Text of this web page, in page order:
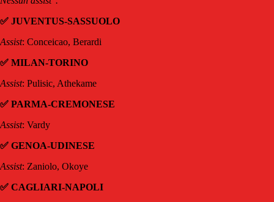
✅ JUVENTUS-SASSUOLO
Assist: Conceicao, Berardi
✅ MILAN-TORINO
Assist: Pulisic, Athekame
✅ PARMA-CREMONESE
Assist: Vardy
✅ GENOA-UDINESE
Assist: Zaniolo, Okoye
✅ CAGLIARI-NAPOLI